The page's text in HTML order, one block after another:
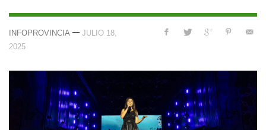
INFOPROVINCIA — JULIO 18,
2025